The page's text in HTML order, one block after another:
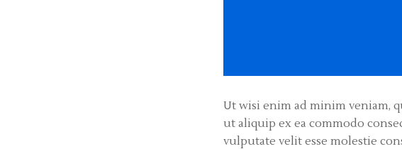
Ut wisi enim ad minim veniam,
ut aliquip ex ea commodo
vulputate velit esse molestie